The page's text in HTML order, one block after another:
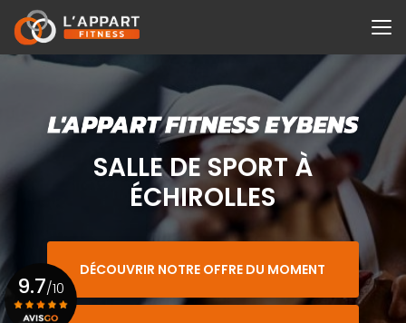
au
contenu
principal
SALLE DE SPORT À
ÉCHIROLLES
DÉCOUVRIR NOTRE OFFRE DU MOMENT
9.7/10